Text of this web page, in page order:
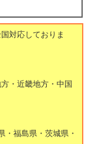
対応しておりま
・近畿地方・中国
・福島県・茨城県・